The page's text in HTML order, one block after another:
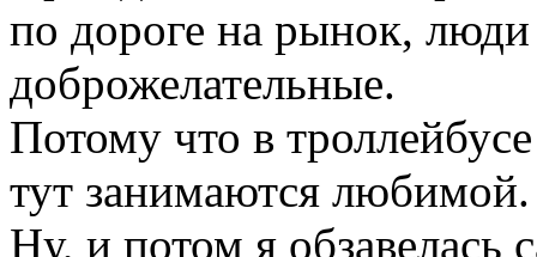
по дороге на рынок,
доброжелательные.
Потому что в
тут занимаются любимой.
Ну, и потом я